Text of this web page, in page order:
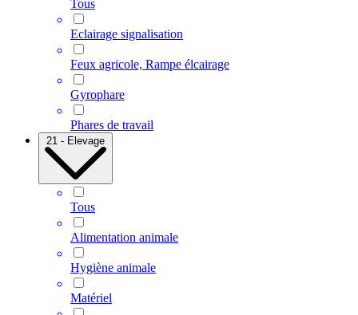
Tous
Eclairage signalisation
Feux agricole, Rampe élcairage
Gyrophare
Phares de travail
21 - Elevage
Tous
Alimentation animale
Hygiène animale
Matériel